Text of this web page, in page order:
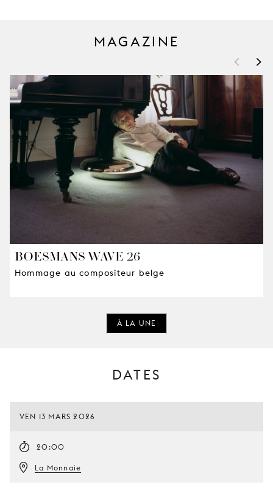
MAGAZINE
< >
BOESMANS WAVE 26
Hommage au compositeur belge
À LA UNE
DATES
VEN 13 MARS 2026
20:00
La Monnaie